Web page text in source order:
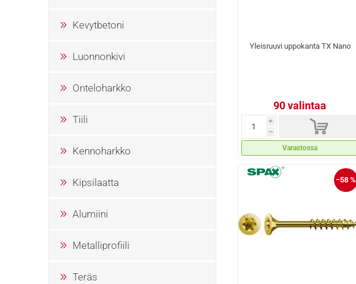
Yleisruuvi uppokanta TX Nano
90 valintaa
i
h d
Varastossa
−58 %
Kevytbetoni
Luonnonkivi
Onteloharkko
Tiili
Kennoharkko
Kipsilaatta
Alumiini
Metalliprofiili
Teräs